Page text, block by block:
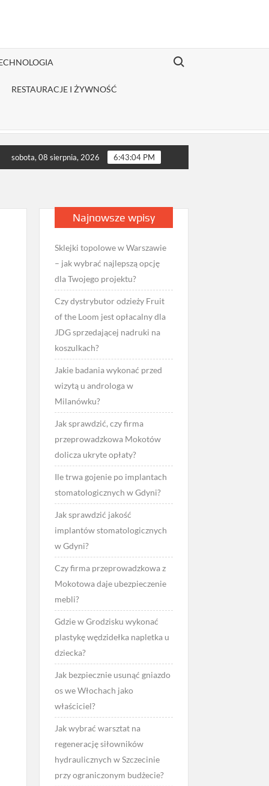
RESTAURACJE I ŻYWNOŚĆ
Search for:
odzieży Fruit of the Loom jest opłacalny dla JDG
sobota, 08 sierpnia, 2026 6:43:05 PM
Najnowsze wpisy
Sklejki topolowe w Warszawie
– jak wybrać najlepszą opcję
dla Twojego projektu?
Czy dystrybutor odzieży Fruit
of the Loom jest opłacalny dla
JDG sprzedającej nadruki na
koszulkach?
Jakie badania wykonać przed
wizytą u androloga w
Milanówku?
Jak sprawdzić, czy firma
przeprowadzkowa Mokotów
dolicza ukryte opłaty?
Ile trwa gojenie po implantach
stomatologicznych w Gdyni?
Jak sprawdzić jakość
implantów stomatologicznych
w Gdyni?
Czy firma przeprowadzkowa z
Mokotowa daje ubezpieczenie
mebli?
Gdzie w Grodzisku wykonać
plastykę wędzidełka napletka u
dziecka?
Jak bezpiecznie usunąć gniazdo
os we Włochach jako
właściciel?
Jak wybrać warsztat na
regenerację siłowników
hydraulicznych w Szczecinie
przy ograniczonym budżecie?